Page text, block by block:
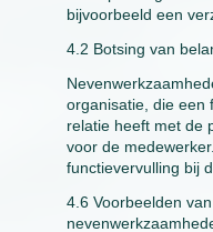
bijvoorbeeld een
4.2 Botsing van
organisatie, die een
relatie heeft met de
voor de
functievervulling bij
4.6 Voorbeelden